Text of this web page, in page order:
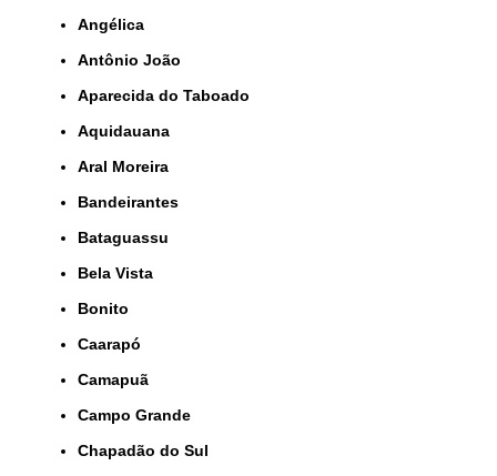
Angélica
Antônio João
Aparecida do Taboado
Aquidauana
Aral Moreira
Bandeirantes
Bataguassu
Bela Vista
Bonito
Caarapó
Camapuã
Campo Grande
Chapadão do Sul